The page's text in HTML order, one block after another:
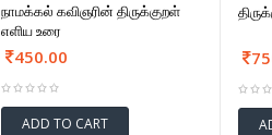
நாமக்கல் கவிஞரின் திருக்குறள்
எளிய உரை
450.00
ADD TO CART